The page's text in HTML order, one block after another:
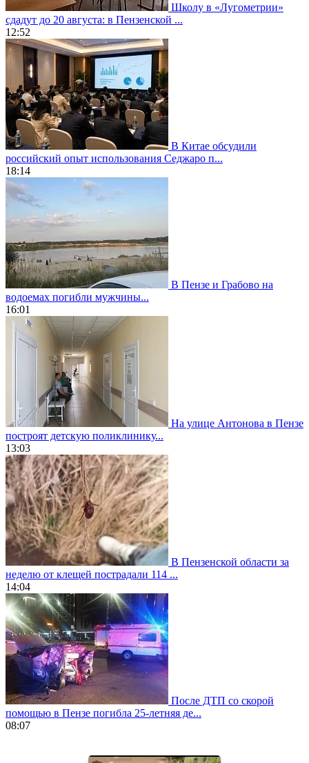
Школу в «Лугометрии»
сдадут до 20 августа: в Пензенской ...
12:52
В Китае обсудили
российский опыт использования Седжаро п...
18:14
В Пензе и Грабово на
водоемах погибли мужчины...
16:01
На улице Антонова в Пензе
построят детскую поликлинику...
13:03
В Пензенской области за
неделю от клещей пострадали 114 ...
14:04
После ДТП со скорой
помощью в Пензе погибла 25-летняя де...
08:07